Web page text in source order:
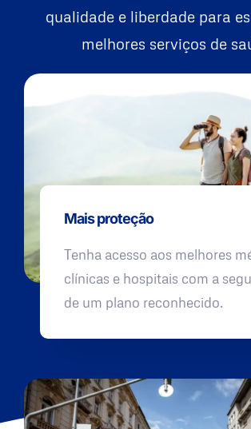
qualidade e liberdade para
melhores serviços de
Mais proteção
Tenha acesso aos melhores
clínicas e hospitais com a
de um plano reconhecido.